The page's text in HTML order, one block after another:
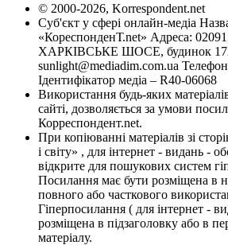
© 2000-2026, Korrespondent.net
Суб'єкт у сфері онлайн-медіа
«КореспонденТ.net» Адреса:
ХАРКІВСЬКЕ ШОСЕ, будинок
sunlight@mediadim.com.ua
Ідентифікатор медіа – R40-06068
Використання будь-яких
сайті, дозволяється за умови
Корреспондент.net.
При копіюванні матеріалів зі
і світу» , для інтернет - видань -
відкрите для пошукових систем
Посилання має бути розміщена в
повного або часткового
Гіперпосилання ( для інтернет -
розміщена в підзаголовку або в
матеріалу.